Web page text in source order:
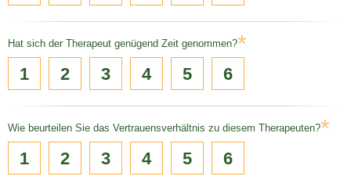
Hat sich der Therapeut genügend Zeit genommen?*
1 2 3 4 5 6
Wie beurteilen Sie das Vertrauensverhältnis zu diesem Therapeuten?*
1 2 3 4 5 6